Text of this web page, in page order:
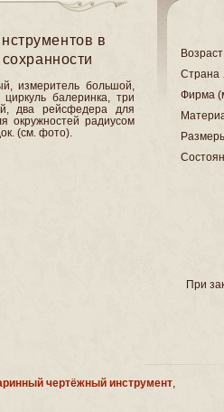
в
измеритель большой,
балеринка, три
два рейсфедера для
окружностей радиусом
(см. фото).
Возраст
Страна
Фирма
При
чертёжный инструмент